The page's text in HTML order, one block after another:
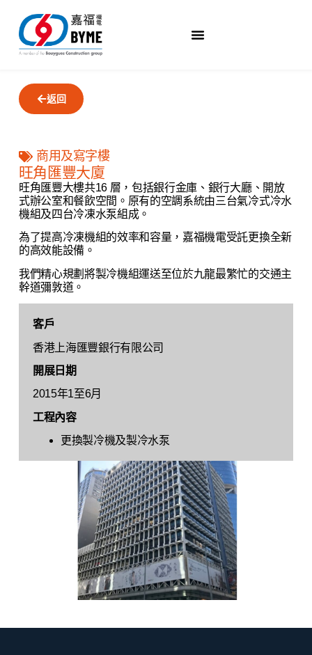
返回
商用及寫字樓
旺角匯豐大廈
旺角匯豐大樓共16 層，包括銀行金庫、銀行大廳、開放
式辦公室和餐飲空間。原有的空調系統由三台氣冷式冷水
機組及四台冷凍水泵組成。
為了提高冷凍機組的效率和容量，嘉福機電受託更換全新
的高效能設備。
我們精心規劃將製冷機組運送至位於九龍最繁忙的交通主
幹道彌敦道。
客戶
香港上海匯豐銀行有限公司
開展日期
2015年1至6月
工程內容
更換製冷機及製冷水泵